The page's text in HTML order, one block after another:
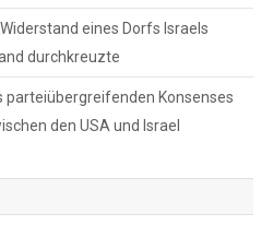
eines Dorfs Israels
durchkreuzte
parteiübergreifenden Konsenses
den USA und Israel